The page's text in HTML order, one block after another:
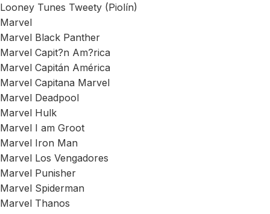
Looney Tunes Tweety (Piolín)
Marvel
Marvel Black Panther
Marvel Capit?n Am?rica
Marvel Capitán América
Marvel Capitana Marvel
Marvel Deadpool
Marvel Hulk
Marvel I am Groot
Marvel Iron Man
Marvel Los Vengadores
Marvel Punisher
Marvel Spiderman
Marvel Thanos